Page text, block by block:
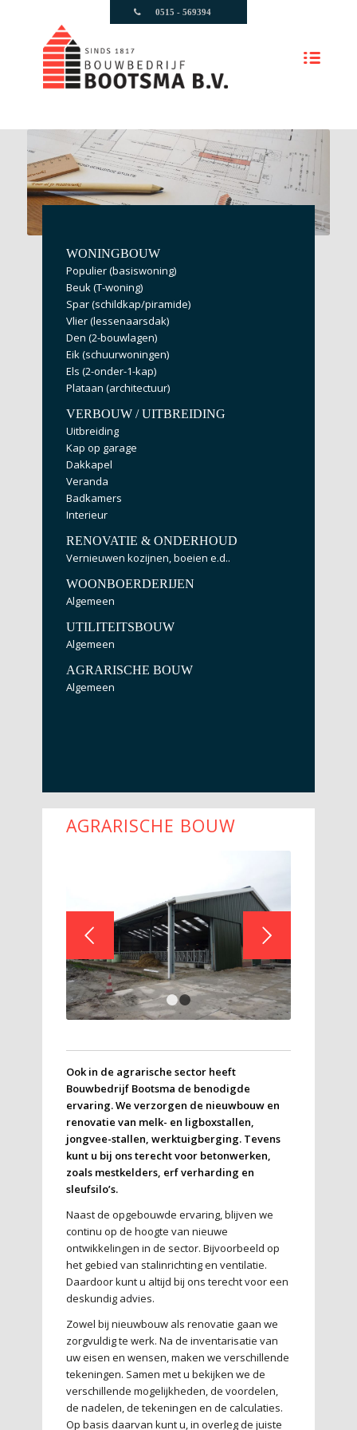
0515 - 569394
WONINGBOUW
Populier (basiswoning)
Beuk (T-woning)
Spar (schildkap/piramide)
Vlier (lessenaarsdak)
Den (2-bouwlagen)
Eik (schuurwoningen)
Els (2-onder-1-kap)
Plataan (architectuur)
VERBOUW / UITBREIDING
Uitbreiding
Kap op garage
Dakkapel
Veranda
Badkamers
Interieur
RENOVATIE & ONDERHOUD
Vernieuwen kozijnen, boeien e.d..
WOONBOERDERIJEN
Algemeen
UTILITEITSBOUW
Algemeen
AGRARISCHE BOUW
Algemeen
AGRARISCHE BOUW
Volgende
1 2
Ook in de agrarische sector heeft
Bouwbedrijf Bootsma de benodigde
ervaring. We verzorgen de nieuwbouw en
renovatie van melk- en ligboxstallen,
jongvee-stallen, werktuigberging. Tevens
kunt u bij ons terecht voor betonwerken,
zoals mestkelders, erf verharding en
sleufsilo’s.
Naast de opgebouwde ervaring, blijven we
continu op de hoogte van nieuwe
ontwikkelingen in de sector. Bijvoorbeeld op
het gebied van stalinrichting en ventilatie.
Daardoor kunt u altijd bij ons terecht voor een
deskundig advies.
Zowel bij nieuwbouw als renovatie gaan we
zorgvuldig te werk. Na de inventarisatie van
uw eisen en wensen, maken we verschillende
tekeningen. Samen met u bekijken we de
verschillende mogelijkheden, de voordelen,
de nadelen, de tekeningen en de calculaties.
Op basis daarvan kunt u, in overleg de juiste